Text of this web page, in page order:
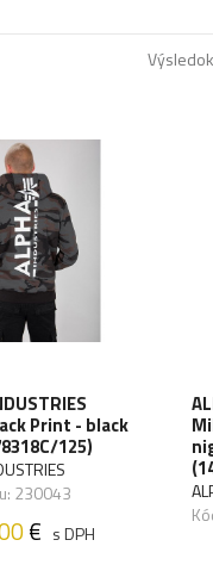
Print - black
125)
230043
€ s DPH